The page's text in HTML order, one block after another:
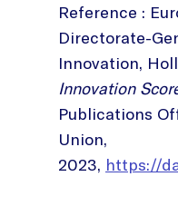
Reference :
Directorate-
Innovation,
Innovation
Publications
Union,
2023, https://